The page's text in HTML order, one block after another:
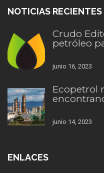
NOTICIAS RECIENTES
Crudo
petróleo
junio 16, 2023
Ecopetrol
junio 14, 2023
ENLACES